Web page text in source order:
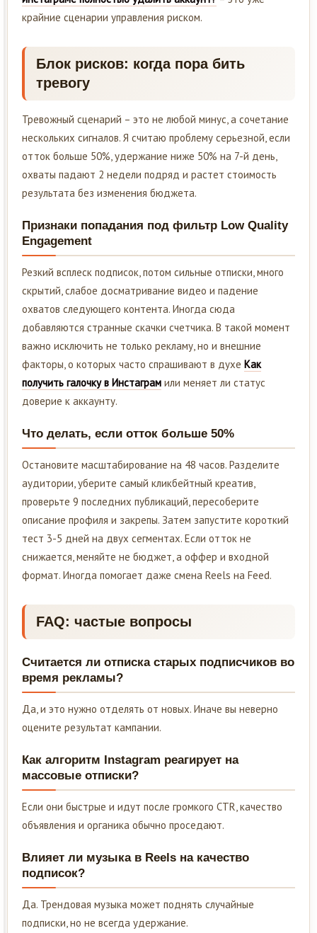
крайние сценарии управления риском.
Блок рисков: когда пора бить
тревогу
Тревожный сценарий – это не любой минус, а сочетание
нескольких сигналов. Я считаю проблему серьезной, если
отток больше 50%, удержание ниже 50% на 7-й день,
охваты падают 2 недели подряд и растет стоимость
результата без изменения бюджета.
Признаки попадания под фильтр Low Quality
Engagement
Резкий всплеск подписок, потом сильные отписки, много
скрытий, слабое досматривание видео и падение
охватов следующего контента. Иногда сюда
добавляются странные скачки счетчика. В такой момент
важно исключить не только рекламу, но и внешние
факторы, о которых часто спрашивают в духе Как
получить галочку в Инстаграм или меняет ли статус
доверие к аккаунту.
Что делать, если отток больше 50%
Остановите масштабирование на 48 часов. Разделите
аудитории, уберите самый кликбейтный креатив,
проверьте 9 последних публикаций, пересоберите
описание профиля и закрепы. Затем запустите короткий
тест 3-5 дней на двух сегментах. Если отток не
снижается, меняйте не бюджет, а оффер и входной
формат. Иногда помогает даже смена Reels на Feed.
FAQ: частые вопросы
Считается ли отписка старых подписчиков во
время рекламы?
Да, и это нужно отделять от новых. Иначе вы неверно
оцените результат кампании.
Как алгоритм Instagram реагирует на
массовые отписки?
Если они быстрые и идут после громкого CTR, качество
объявления и органика обычно проседают.
Влияет ли музыка в Reels на качество
подписок?
Да. Трендовая музыка может поднять случайные
подписки, но не всегда удержание.